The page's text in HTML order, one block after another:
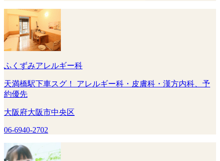
ふくずみアレルギー科
天満橋駅下車スグ！ アレルギー科・皮膚科・漢方内科、予
約優先
大阪府大阪市中央区
06-6940-2702